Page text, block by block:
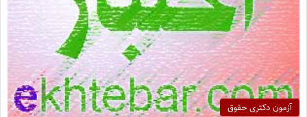
آزمون دکتری حقوق